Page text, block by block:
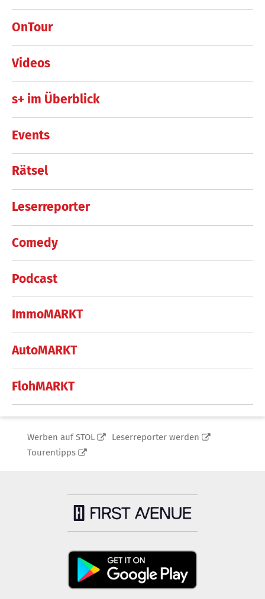
OnTour
Videos
s+ im Überblick
Events
Rätsel
Leserreporter
Comedy
Podcast
ImmoMARKT
AutoMARKT
FlohMARKT
Werben auf STOL
Leserreporter werden
Tourentipps